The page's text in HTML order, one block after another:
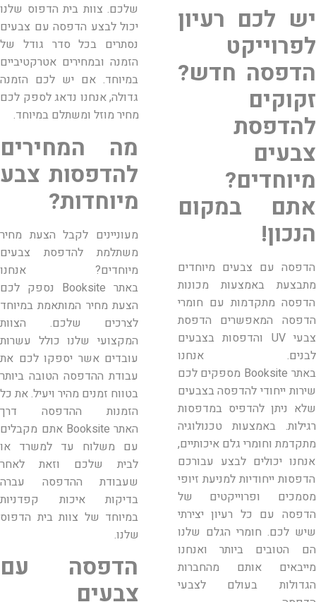
יש לכם רעיון
לפרוייקט
הדפסה חדש?
זקוקים
להדפסת
צבעים
מיוחדים?
אתם במקום
הנכון!
הדפסה עם צבעים מיוחדים
מתבצעת באמצעות מכונות
הדפסה מתקדמות עם חומרי
הדפסה המאפשרים הדפסת
צבעיUV והדפסות בצבעים
לבנים. אנחנו
באתר Booksite מספקים לכם
שירות ייחודי להדפסה בצבעים
שלא ניתן להדפיס במדפסות
רגילות. באמצעות טכנולוגיה
מתקדמת וחומרי גלם איכותיים,
אנחנו יכולים לבצע עבורכם
הדפסות ייחודיות למניעת זיופי
מסמכים ופרוייקטים של
הדפסה עם כל רעיון יצירתי
שיש לכם. חומרי הגלם שלנו
הם הטובים ביותר ואנחנו
מייבאים אותם מהחברות
הגדולות בעולם לצבעי
שלכם. צוות בית הדפוס שלנו
יכול לבצע הדפסה עם צבעים
נסתרים בכל סדר גודל של
הזמנה ובמחירים אטרקטיביים
במיוחד. אם יש לכם הזמנה
גדולה, אנחנו נדאג לספק לכם
מחיר מוזל ומשתלם במיוחד.
מה המחירים
להדפסות צבע
מיוחדות?
מעוניינים לקבל הצעת מחיר
משתלמת להדפסת צבעים
מיוחדים? אנחנו
באתר Booksite נספק לכם
הצעת מחיר המותאמת במיוחד
לצרכים שלכם. הצוות
המקצועי שלנו כולל עשרות
עובדים אשר יספקו לכם את
עבודת ההדפסה הטובה ביותר
בטווח זמנים מהיר ויעיל. את כל
הזמנות ההדפסה דרך
האתר Booksite אתם מקבלים
עם משלוח עד למשרד או
לבית שלכם וזאת לאחר
שעבודת ההדפסה עברה
בדיקות איכות קפדניות
במיוחד של צוות בית הדפוס
שלנו.
הדפסה עם
צבעים